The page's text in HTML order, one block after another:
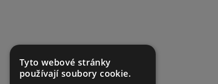
Tyto webové stránky
používají soubory cookie.